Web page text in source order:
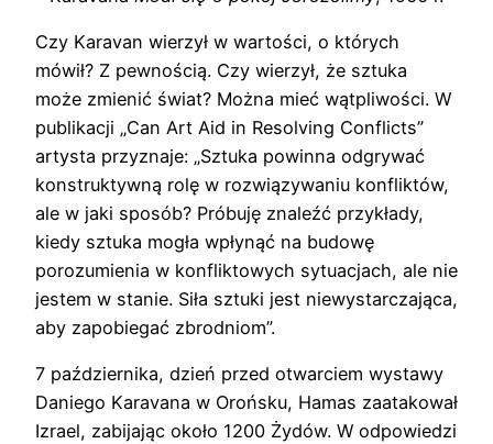
Czy Karavan wierzył w wartości, o których
mówił? Z pewnością. Czy wierzył, że sztuka
może zmienić świat? Można mieć wątpliwości. W
publikacji „Can Art Aid in Resolving Conflicts”
artysta przyznaje: „Sztuka powinna odgrywać
konstruktywną rolę w rozwiązywaniu konfliktów,
ale w jaki sposób? Próbuję znaleźć przykłady,
kiedy sztuka mogła wpłynąć na budowę
porozumienia w konfliktowych sytuacjach, ale nie
jestem w stanie. Siła sztuki jest niewystarczająca,
aby zapobiegać zbrodniom”.
7 października, dzień przed otwarciem wystawy
Daniego Karavana w Orońsku, Hamas zaatakował
Izrael, zabijając około 1200 Żydów. W odpowiedzi